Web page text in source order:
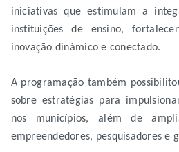
iniciativas que estimulam a
instituições de ensino,
inovação dinâmico e conectado.
A programação também
sobre estratégias para
nos municípios, além de
empreendedores, pesquisadores e